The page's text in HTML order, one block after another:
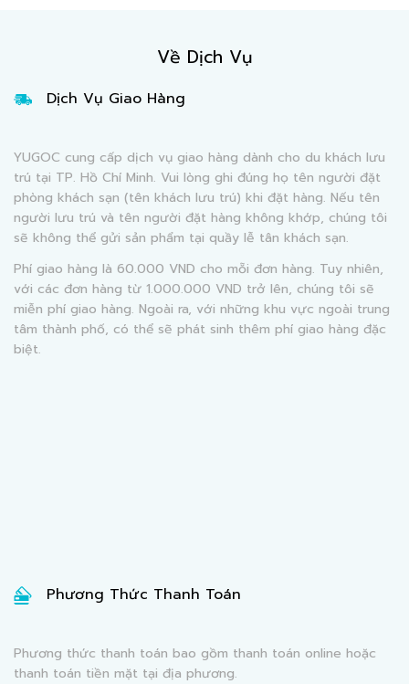
Về Dịch Vụ
Dịch Vụ Giao Hàng
YUGOC cung cấp dịch vụ giao hàng dành cho du khách lưu
trú tại TP. Hồ Chí Minh. Vui lòng ghi đúng họ tên người đặt
phòng khách sạn (tên khách lưu trú) khi đặt hàng. Nếu tên
người lưu trú và tên người đặt hàng không khớp, chúng tôi
sẽ không thể gửi sản phẩm tại quầy lễ tân khách sạn.
Phí giao hàng là 60.000 VND cho mỗi đơn hàng. Tuy nhiên,
với các đơn hàng từ 1.000.000 VND trở lên, chúng tôi sẽ
miễn phí giao hàng. Ngoài ra, với những khu vực ngoài trung
tâm thành phố, có thể sẽ phát sinh thêm phí giao hàng đặc
biệt.
Phương Thức Thanh Toán
Phương thức thanh toán bao gồm thanh toán online hoặc
thanh toán tiền mặt tại địa phương.